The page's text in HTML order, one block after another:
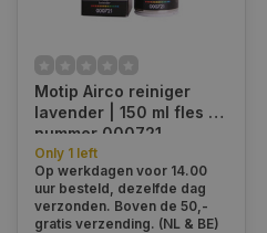
Motip Airco reiniger
lavender | 150 ml fles |
nummer 000721
Only 1 left
Op werkdagen voor 14.00
uur besteld, dezelfde dag
verzonden. Boven de 50,-
gratis verzending. (NL & BE)